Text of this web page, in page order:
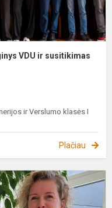
VDU ir susitikimas
ir Verslumo klasės I
Plačiau